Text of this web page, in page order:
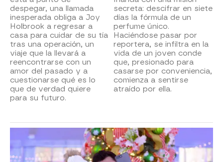
despegar, una llamada
inesperada obliga a Joy
Holbrook a regresar a
casa para cuidar de su tía
tras una operación, un
viaje que la llevará a
reencontrarse con un
amor del pasado y a
cuestionarse qué es lo
que de verdad quiere
para su futuro.
secreta: descifrar en siete
días la fórmula de un
perfume único.
Haciéndose pasar por
reportera, se infiltra en la
vida de un joven conde
que, presionado para
casarse por conveniencia,
comienza a sentirse
atraído por ella.